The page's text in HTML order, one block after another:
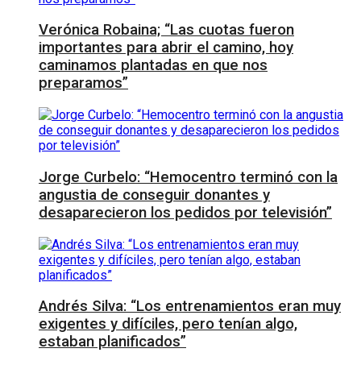
Verónica Robaina; “Las cuotas fueron
importantes para abrir el camino, hoy
caminamos plantadas en que nos
preparamos”
Jorge Curbelo: “Hemocentro terminó con la
angustia de conseguir donantes y
desaparecieron los pedidos por televisión”
Andrés Silva: “Los entrenamientos eran muy
exigentes y difíciles, pero tenían algo,
estaban planificados”